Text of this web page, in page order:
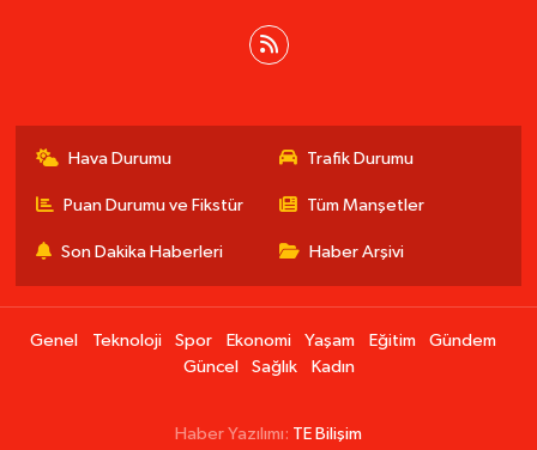
Hava Durumu Trafik Durumu
Puan Durumu ve Fikstür Tüm Manşetler
Son Dakika Haberleri Haber Arşivi
Genel Teknoloji Spor Ekonomi Yaşam Eğitim
Gündem
Güncel
Sağlık Kadın
Haber Yazılımı: TE Bilişim